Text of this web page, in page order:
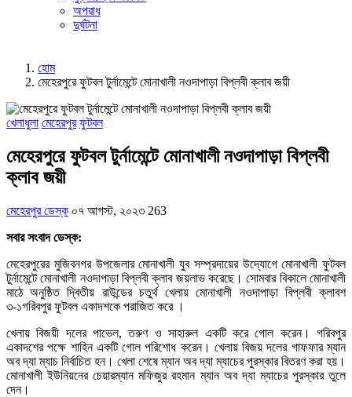
অপরাধ
দুর্ঘটনা
হোম
মেহেরপুরে ফুটবল টুর্নামেন্টে মোনাখালী নওদাপাড়া বিপ্লবী ক্লাব জয়ী
খেলাধুলা মেহেরপুর ফুটবল
মেহেরপুরে ফুটবল টুর্নামেন্টে মোনাখালী নওদাপাড়া বিপ্লবী
ক্লাব জয়ী
মেহেরপুর ডেস্ক ০৭ আগস্ট, ২০২৩ 263
সবার সংবাদ ডেস্ক:
মেহেরপুরের মুজিবনগর উপজেলার মোনাখালী যুব সম্প্রদায়ের উদ্যোগে মোনাখালী ফুটবল
টুর্নামেন্টে মোনাখালী নওদাপাড়া বিপ্লবী ক্লাব জয়লাভ করেছে। সোমবার বিকালে মোনাখালী
মাঠে অনুষ্ঠিত দ্বিতীয় রাউন্ডের চতুর্থ খেলায় মোনাখালী নওদাপাড়া বিপ্লবী ক্লাবশ
৩-১গরিবপুর ফুটবল একাদশকে পরাজিত করে ।
খেলায় বিজয়ী দলের পাভেল, তরুণ ও সাহারুল একটি করে গোল করেন। গরিবপুর
একাদশের পক্ষে শাহিন একটি গোল পরিশোধ করেন। খেলায় বিজয় দলের গাফফার ম্যান
অব দ্যা ম্যাচ নির্বাচিত হন। খেলা শেষে ম্যান অব দ্যা ম্যাচের পুরস্কার বিতরণ করা হয়।
মোনাখালী ইউনিয়নের চেয়ারম্যান মফিজুর রহমান ম্যান অব দ্যা ম্যাচের পুরস্কার তুলে
দেন।